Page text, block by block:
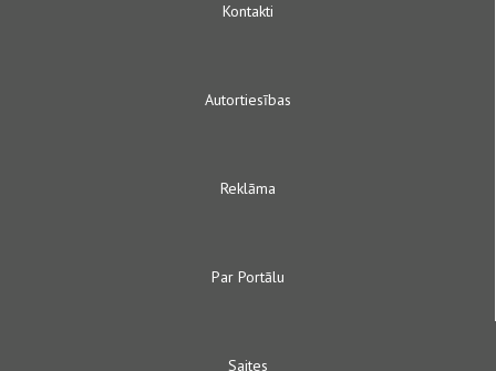
Kontakti
Autortiesības
Reklāma
Par Portālu
Saites